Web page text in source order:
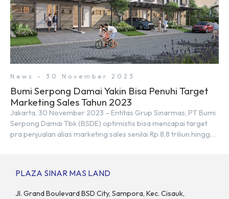
News - 30 November 2023
Bumi Serpong Damai Yakin Bisa Penuhi Target
Marketing Sales Tahun 2023
Jakarta, 30 November 2023 – Entitas Grup Sinarmas, PT Bumi
Serpong Damai Tbk (BSDE) optimistis bisa mencapai target
pra penjualan alias marketing sales senilai Rp 8,8 triliun hingga
target. “Kami yakin target […]
PLAZA SINAR MAS LAND
Jl. Grand Boulevard BSD City, Sampora, Kec. Cisauk,